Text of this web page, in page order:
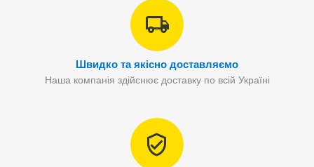
Швидко та якісно доставляємо
Наша компанія здійснює доставку по всій Україні